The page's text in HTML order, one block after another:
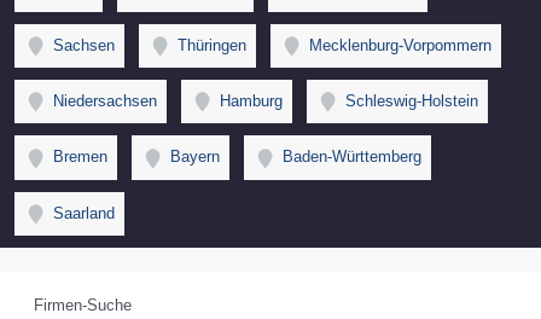
Sachsen Thüringen Mecklenburg-Vorpommern
Niedersachsen Hamburg Schleswig-Holstein
Bremen Bayern Baden-Württemberg
Saarland
Firmen-Suche